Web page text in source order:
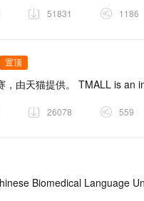
51831 1186
置顶
26078 559